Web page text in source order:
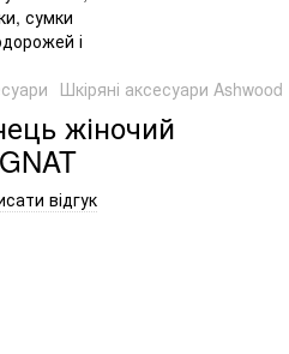
Шкіряні аксесуари Ashwood
жіночий
відгук